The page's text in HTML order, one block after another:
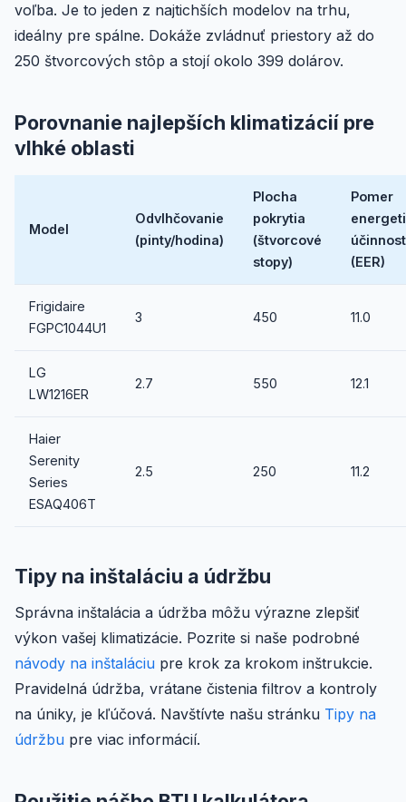
voľba. Je to jeden z najtichších modelov na trhu,
ideálny pre spálne. Dokáže zvládnuť priestory až do
250 štvorcových stôp a stojí okolo 399 dolárov.
Porovnanie najlepších klimatizácií pre
vlhké oblasti
Model
Odvlhčovanie
(pinty/hodina)
Plocha
pokrytia
(štvorcové
stopy)
Pomer
(EER)
Frigidaire
FGPC1044U1
3 450 11.0
LG
LW1216ER
2.7 550 12.1
Haier
Serenity
Series
ESAQ406T
2.5 250 11.2
Tipy na inštaláciu a údržbu
Správna inštalácia a údržba môžu výrazne zlepšiť
výkon vašej klimatizácie. Pozrite si naše podrobné
návody na inštaláciu pre krok za krokom inštrukcie.
Pravidelná údržba, vrátane čistenia filtrov a kontroly
na úniky, je kľúčová. Navštívte našu stránku Tipy na
údržbu pre viac informácií.